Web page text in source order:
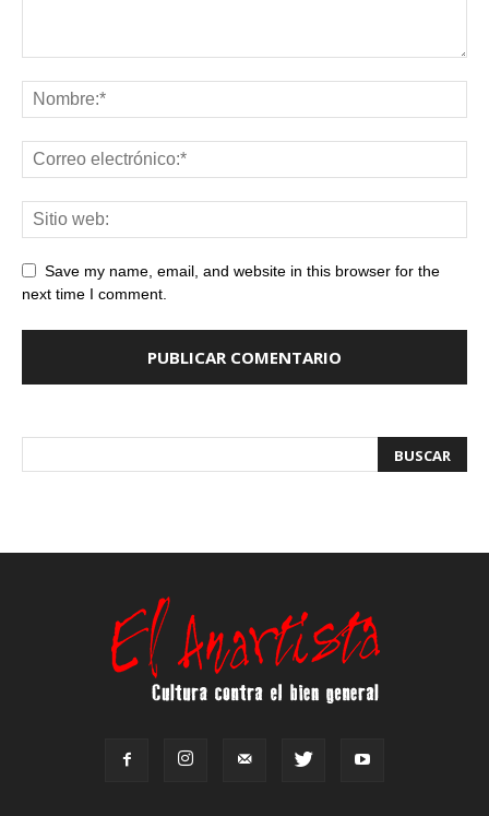
Save my name, email, and website in this browser for the
next time I comment.